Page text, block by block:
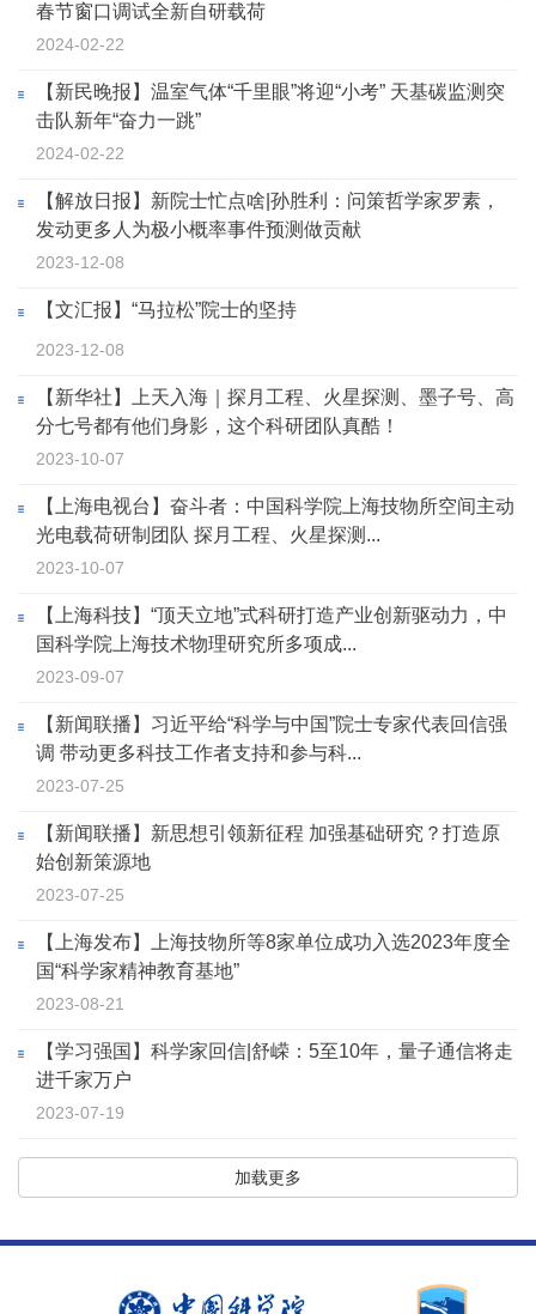
春节窗口调试全新自研载荷
2024-02-22
【新民晚报】温室气体“千里眼”将迎“小考” 天基碳监测突
击队新年“奋力一跳”
2024-02-22
【解放日报】新院士忙点啥|孙胜利：问策哲学家罗素，
发动更多人为极小概率事件预测做贡献
2023-12-08
【文汇报】“马拉松”院士的坚持
2023-12-08
【新华社】上天入海｜探月工程、火星探测、墨子号、高
分七号都有他们身影，这个科研团队真酷！
2023-10-07
【上海电视台】奋斗者：中国科学院上海技物所空间主动
光电载荷研制团队 探月工程、火星探测...
2023-10-07
【上海科技】“顶天立地”式科研打造产业创新驱动力，中
国科学院上海技术物理研究所多项成...
2023-09-07
【新闻联播】习近平给“科学与中国”院士专家代表回信强
调 带动更多科技工作者支持和参与科...
2023-07-25
【新闻联播】新思想引领新征程 加强基础研究？打造原
始创新策源地
2023-07-25
【上海发布】上海技物所等8家单位成功入选2023年度全
国“科学家精神教育基地”
2023-08-21
【学习强国】科学家回信|舒嵘：5至10年，量子通信将走
进千家万户
2023-07-19
加载更多